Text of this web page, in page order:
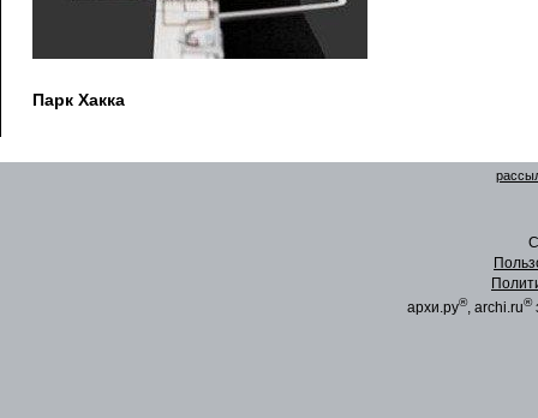
Парк Хакка
архи.ру®, archi.ru®